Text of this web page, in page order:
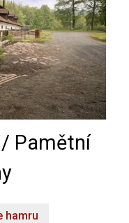
Pamětní
hamru